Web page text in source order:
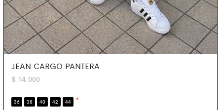
JEAN CARGO PANTERA
$ 14.000
36 38 40 42 44 *